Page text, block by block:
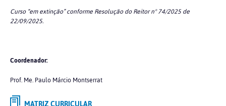
Curso “em extinção” conforme Resolução do Reitor n° 74/2025 de
22/09/2025.
Coordenador:
Prof. Me. Paulo Márcio Montserrat